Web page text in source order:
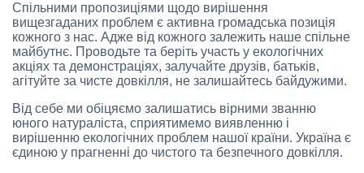
Спільними пропозиціями щодо вирішення
вищезгаданих проблем є активна громадська позиція
кожного з нас. Адже від кожного залежить наше спільне
майбутнє. Проводьте та беріть участь у екологічних
акціях та демонстраціях, залучайте друзів, батьків,
агітуйте за чисте довкілля, не залишайтесь байдужими.
Від себе ми обіцяємо залишатись вірними званню
юного натураліста, сприятимемо виявленню і
вирішенню екологічних проблем нашої країни. Україна є
єдиною у прагненні до чистого та безпечного довкілля.